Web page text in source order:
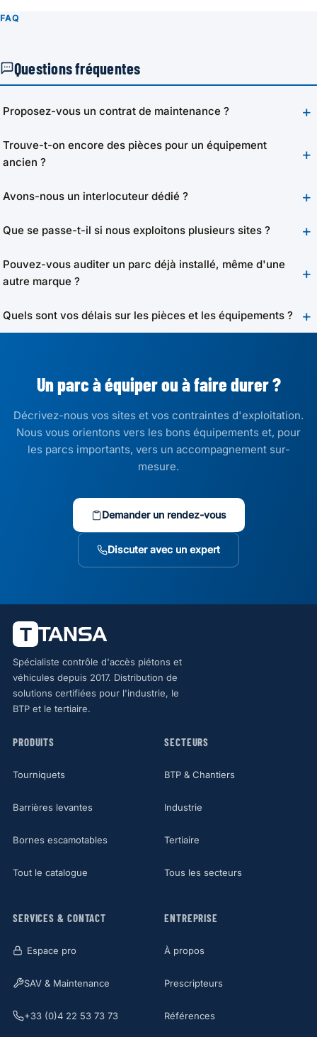
FAQ
Questions fréquentes
Proposez-vous un contrat de maintenance ?
Trouve-t-on encore des pièces pour un équipement
ancien ?
Avons-nous un interlocuteur dédié ?
Que se passe-t-il si nous exploitons plusieurs sites ?
Pouvez-vous auditer un parc déjà installé, même d'une
autre marque ?
Quels sont vos délais sur les pièces et les équipements ?
Un parc à équiper ou à faire durer ?
Décrivez-nous vos sites et vos contraintes d'exploitation.
Nous vous orientons vers les bons équipements et, pour
les parcs importants, vers un accompagnement sur-
mesure.
Demander un rendez-vous
Discuter avec un expert
Spécialiste contrôle d'accès piétons et
véhicules depuis 2017. Distribution de
solutions certifiées pour l'industrie, le
BTP et le tertiaire.
PRODUITS
Tourniquets
Barrières levantes
Bornes escamotables
Tout le catalogue
SECTEURS
BTP & Chantiers
Industrie
Tertiaire
Tous les secteurs
SERVICES & CONTACT
Espace pro
SAV & Maintenance
+33 (0)4 22 53 73 73
ENTREPRISE
À propos
Prescripteurs
Références